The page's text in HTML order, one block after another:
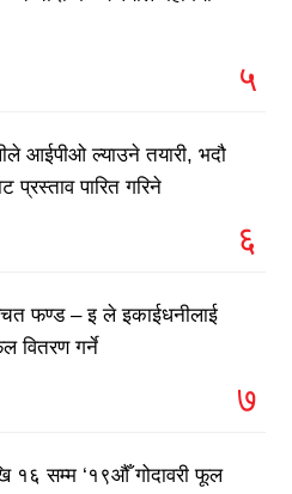
५
आईपीओ ल्याउने तयारी, भदौ
प्रस्ताव पारित गरिने
६
फण्ड – इ ले इकाईधनीलाई
वितरण गर्ने
७
१६ सम्म ‘१९औँ गोदावरी फूल